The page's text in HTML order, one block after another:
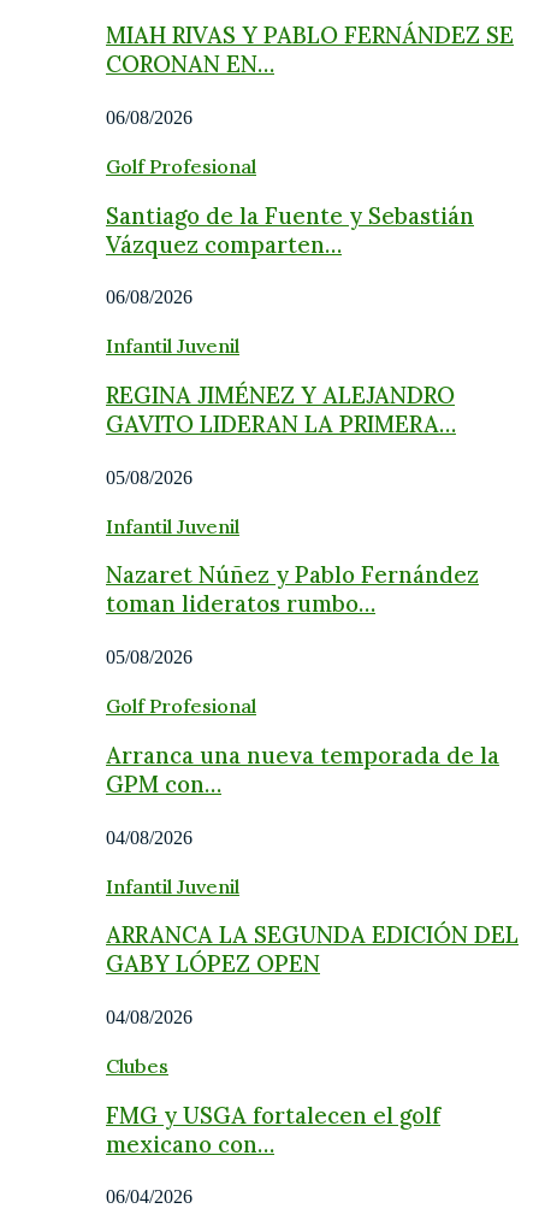
MIAH RIVAS Y PABLO FERNÁNDEZ SE
CORONAN EN…
06/08/2026
Golf Profesional
Santiago de la Fuente y Sebastián
Vázquez comparten…
06/08/2026
Infantil Juvenil
REGINA JIMÉNEZ Y ALEJANDRO
GAVITO LIDERAN LA PRIMERA…
05/08/2026
Infantil Juvenil
Nazaret Núñez y Pablo Fernández
toman lideratos rumbo…
05/08/2026
Golf Profesional
Arranca una nueva temporada de la
GPM con…
04/08/2026
Infantil Juvenil
ARRANCA LA SEGUNDA EDICIÓN DEL
GABY LÓPEZ OPEN
04/08/2026
Clubes
FMG y USGA fortalecen el golf
mexicano con…
06/04/2026